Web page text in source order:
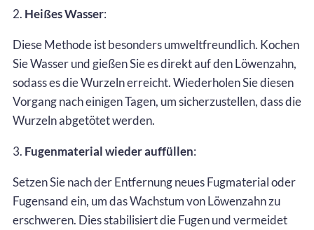
2. Heißes Wasser:
Diese Methode ist besonders umweltfreundlich. Kochen
Sie Wasser und gießen Sie es direkt auf den Löwenzahn,
sodass es die Wurzeln erreicht. Wiederholen Sie diesen
Vorgang nach einigen Tagen, um sicherzustellen, dass die
Wurzeln abgetötet werden.
3. Fugenmaterial wieder auffüllen:
Setzen Sie nach der Entfernung neues Fugmaterial oder
Fugensand ein, um das Wachstum von Löwenzahn zu
erschweren. Dies stabilisiert die Fugen und vermeidet